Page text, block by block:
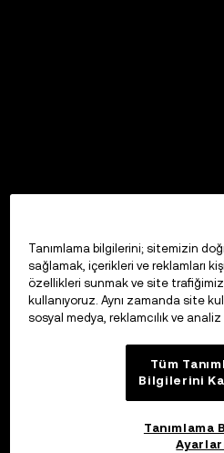
Tanımlama bilgilerini; sitemizin
sağlamak, içerikleri ve reklamları
özellikleri sunmak ve site
kullanıyoruz. Aynı zamanda site
sosyal medya, reklamcılık ve
Tüm
Bilgilerini
Tanımlama